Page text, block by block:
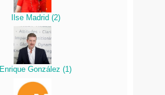
Ilse Madrid (2)
Enrique González (1)